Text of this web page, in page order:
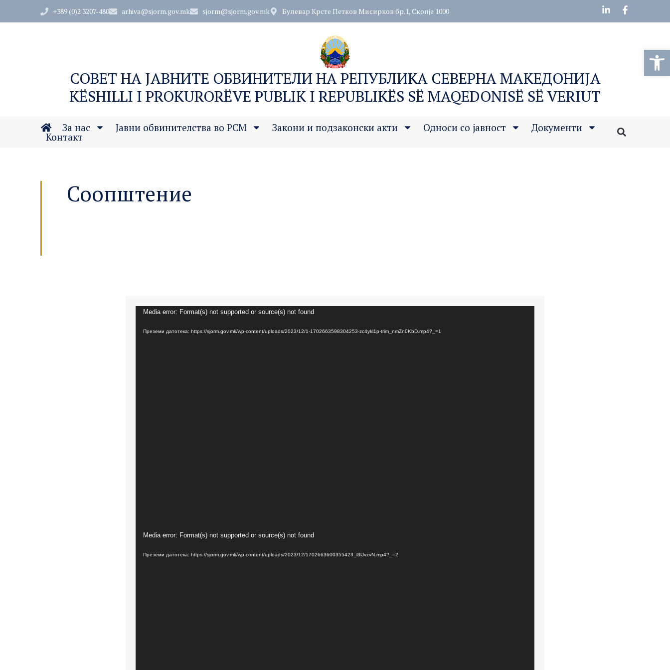
+389 (0)2 3207-480 arhiva@sjorm.gov.mk sjorm@sjorm.gov.mk Булевар Крсте Петков Мисирков бр.1, Скопје 1000
СОВЕТ НА ЈАВНИТЕ ОБВИНИТЕЛИ НА РЕПУБЛИКА СЕВЕРНА МАКЕДОНИЈА
KËSHILLI I PROKURORËVE PUBLIK I REPUBLIKËS SË MAQEDONISË SË VERIUT
За нас Јавни обвинителства во РСМ Закони и подзаконски акти Односи со јавност Документи
Контакт
Соопштение
Видео
Media error: Format(s) not supported or source(s) not found
Преземи датотека: https://sjorm.gov.mk/wp-content/uploads/2023/12/1-1702663598304253-zc4ykl1p-trim_nmZn0KbD.mp4?_=1
Видео
Media error: Format(s) not supported or source(s) not found
Преземи датотека: https://sjorm.gov.mk/wp-content/uploads/2023/12/1702663600355423_l3lJvzvN.mp4?_=2